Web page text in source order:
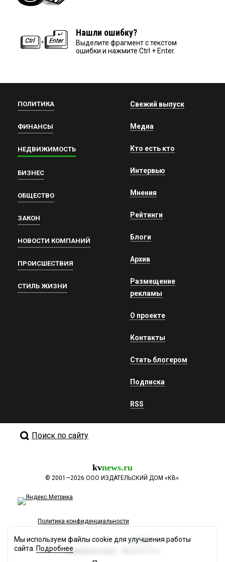
Нашли ошибку?
Выделите фрагмент с текстом
ошибки и нажмите Ctrl + Enter.
ПОЛИТИКА
ФИНАНСЫ
НЕДВИЖИМОСТЬ
БИЗНЕС
ОБЩЕСТВО
ЗАКОН
НОВОСТИ КОМПАНИЙ
ПРОИСШЕСТВИЯ
СТИЛЬ ЖИЗНИ
Свежий выпуск
Медиа
Кто есть кто
Интервью
Мнения
Рейтинги
Блоги
Архив
Размещение
рекламы
О проекте
Контакты
Стать блогером
Подписка
RSS
Поиск по сайту
kvnews.ru
© 2001—2026 ООО ИЗДАТЕЛЬСКИЙ ДОМ «КВ».
Политика конфиденциальности
Разработка сайта
Мы используем файлы cookie для улучшения работы
сайта. Подробнее